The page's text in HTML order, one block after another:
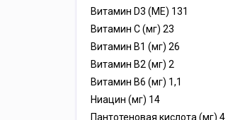
Витамин D3 (МЕ) 131
Витамин С (мг) 23
Витамин В1 (мг) 26
Витамин В2 (мг) 2
Витамин В6 (мг) 1,1
Ниацин (мг) 14
Пантотеновая кислота (мг) 4